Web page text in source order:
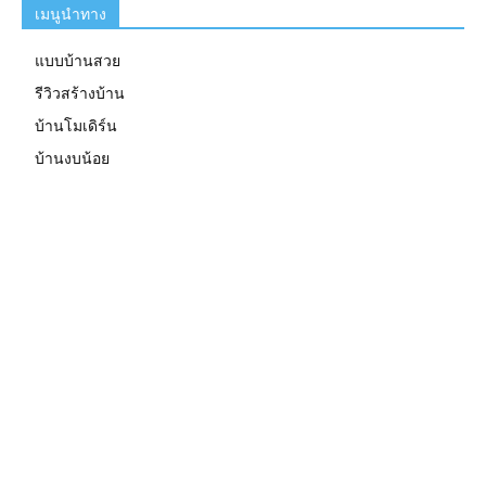
เมนูนำทาง
แบบบ้านสวย
รีวิวสร้างบ้าน
บ้านโมเดิร์น
บ้านงบน้อย